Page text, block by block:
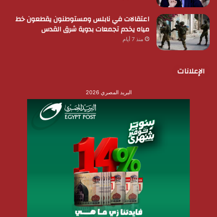
اعتقالات في نابلس ومستوطنون يقطعون خط
مياه يخدم تجمعات بدوية شرق القدس
منذ 7 أيام
الإعلانات
البريد المصري 2026